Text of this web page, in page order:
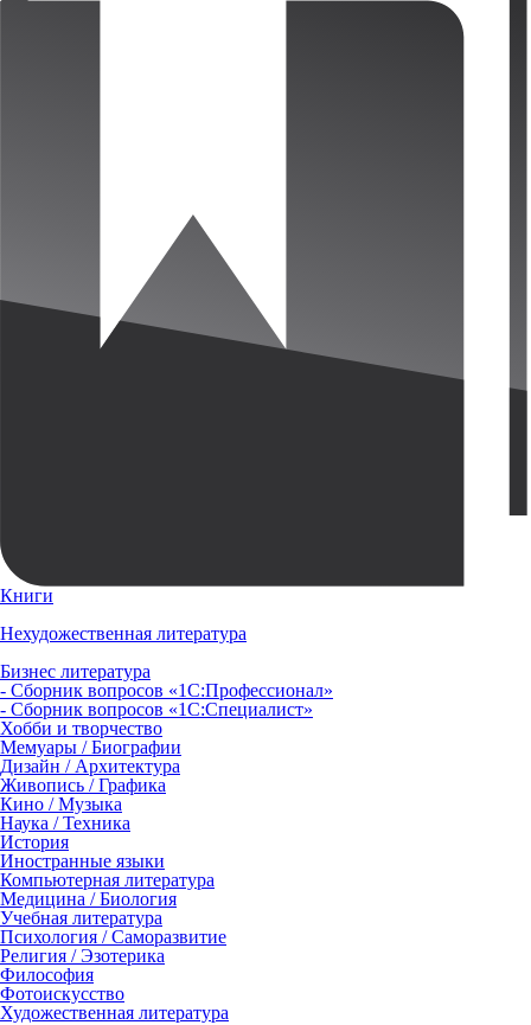
Книги
Нехудожественная литература
Бизнес литература
- Сборник вопросов «1С:Профессионал»
- Сборник вопросов «1С:Специалист»
Хобби и творчество
Мемуары / Биографии
Дизайн / Архитектура
Живопись / Графика
Кино / Музыка
Наука / Техника
История
Иностранные языки
Компьютерная литература
Медицина / Биология
Учебная литература
Психология / Саморазвитие
Религия / Эзотерика
Философия
Фотоискусство
Художественная литература